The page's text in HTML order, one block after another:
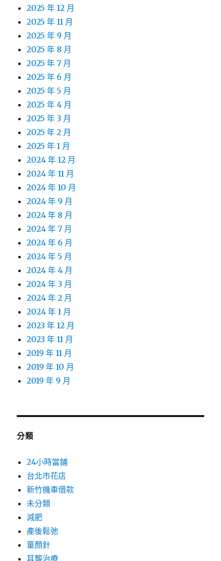
2025 年 12 月
2025 年 11 月
2025 年 9 月
2025 年 8 月
2025 年 7 月
2025 年 6 月
2025 年 5 月
2025 年 4 月
2025 年 3 月
2025 年 2 月
2025 年 1 月
2024 年 12 月
2024 年 11 月
2024 年 10 月
2024 年 9 月
2024 年 8 月
2024 年 7 月
2024 年 6 月
2024 年 5 月
2024 年 4 月
2024 年 3 月
2024 年 2 月
2024 年 1 月
2023 年 12 月
2023 年 11 月
2019 年 11 月
2019 年 10 月
2019 年 9 月
分類
24小時當鋪
台北市花店
新竹機車借款
未分類
減肥
產後鬆弛
童顏針
耳聾治療